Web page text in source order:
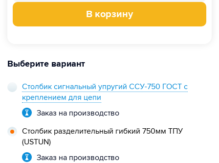
В корзину
Выберите вариант
Столбик сигнальный упругий ССУ-750 ГОСТ с
креплением для цепи
Заказ на производство
Столбик разделительный гибкий 750мм ТПУ
(USTUN)
Заказ на производство